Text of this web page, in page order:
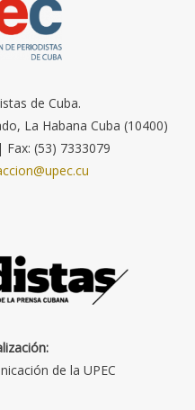
de Cuba.
La Habana Cuba (10400)
(53) 7333079
de la UPEC